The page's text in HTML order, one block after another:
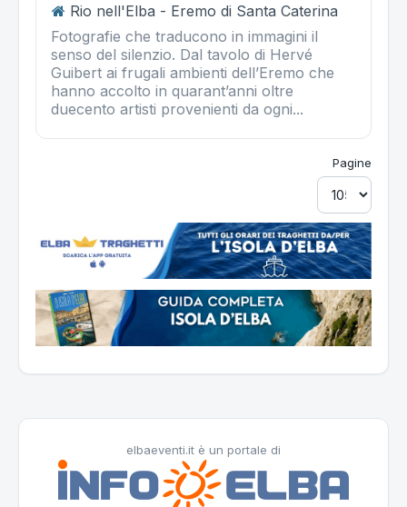
Rio nell'Elba - Eremo di Santa Caterina
Fotografie che traducono in immagini il
senso del silenzio. Dal tavolo di Hervé
Guibert ai frugali ambienti dell’Eremo che
hanno accolto in quarant’anni oltre
duecento artisti provenienti da ogni...
Pagine
elbaeventi.it è un portale di